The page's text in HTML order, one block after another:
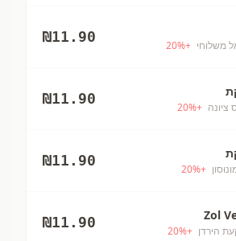
משלוחי +
20%
₪11.90
ציונה +
20%
₪11.90
+
20%
₪11.90
Zol
הירדן +
20%
₪11.90